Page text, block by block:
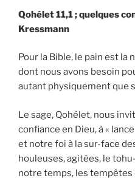
Qohélet 11,1 ; quelques
Kressmann
Pour la Bible, le pain est
dont nous avons besoin
autant physiquement que
Le sage, Qohélet, nous
confiance en Dieu, à «
et notre foi à la sur-face
houleuses, agitées, le
notre temps, les tempêtes